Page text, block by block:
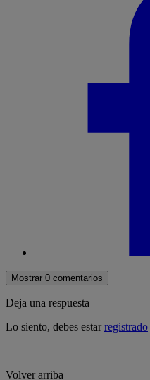
Mostrar 0 comentarios
Deja una respuesta
Lo siento, debes estarregistrado
Volver arriba